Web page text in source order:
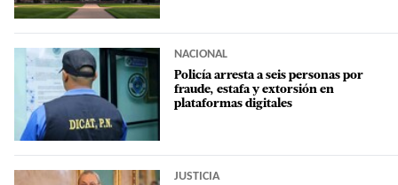
NACIONAL
Policía arresta a seis personas por
fraude, estafa y extorsión en
plataformas digitales
JUSTICIA